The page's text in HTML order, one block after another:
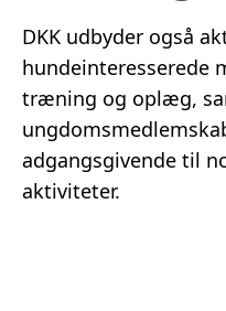
DKK udbyder også
hundeinteresserede
træning og oplæg,
adgangsgivende til
aktiviteter.